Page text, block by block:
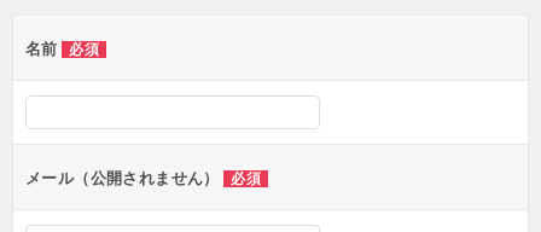
名前 必須
メール（公開されません） 必須